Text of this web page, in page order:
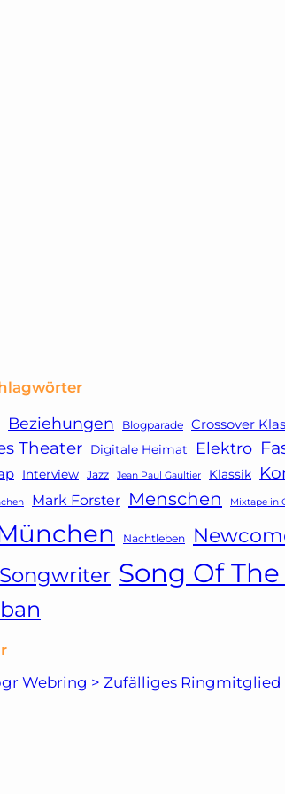
Beziehungen Blogparade Crossover
Theater Digitale Heimat Elektro
Interview Jazz Jean Paul Gaultier Klassik
Mark Forster Menschen Mixtape in
Nachtleben
Song Of
Webring > Zufälliges Ringmitglied